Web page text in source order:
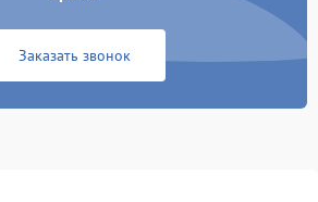
Заказать звонок